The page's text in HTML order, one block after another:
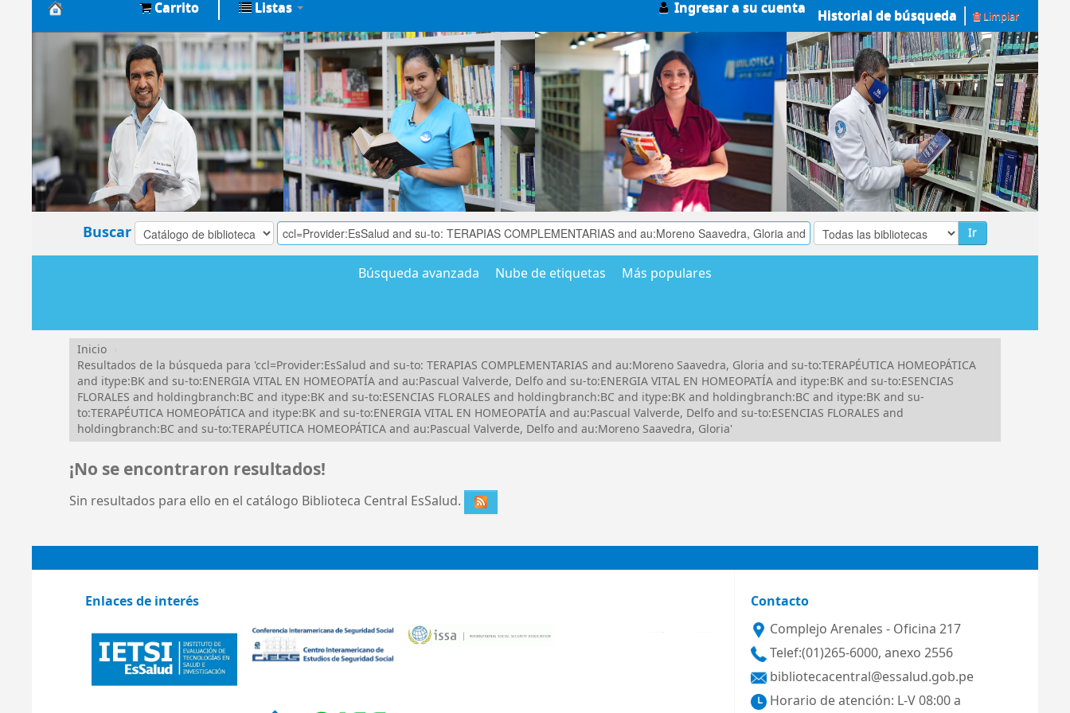
Biblioteca
Central
EsSalud
Carrito Listas Ingresar a su cuenta Historial de búsqueda Limpiar
Buscar Ir
Búsqueda avanzada Nube de etiquetas Más populares
Inicio
Resultados de la búsqueda para 'ccl=Provider:EsSalud and su-to: TERAPIAS COMPLEMENTARIAS and au:Moreno Saavedra, Gloria and su-to:TERAPÉUTICA HOMEOPÁTICA
and itype:BK and su-to:ENERGIA VITAL EN HOMEOPATÍA and au:Pascual Valverde, Delfo and su-to:ENERGIA VITAL EN HOMEOPATÍA and itype:BK and su-to:ESENCIAS
FLORALES and holdingbranch:BC and itype:BK and su-to:ESENCIAS FLORALES and holdingbranch:BC and itype:BK and holdingbranch:BC and itype:BK and su-
to:TERAPÉUTICA HOMEOPÁTICA and itype:BK and su-to:ENERGIA VITAL EN HOMEOPATÍA and au:Pascual Valverde, Delfo and su-to:ESENCIAS FLORALES and
holdingbranch:BC and su-to:TERAPÉUTICA HOMEOPÁTICA and au:Pascual Valverde, Delfo and au:Moreno Saavedra, Gloria'
¡No se encontraron resultados!
Sin resultados para ello en el catálogo Biblioteca Central EsSalud.
Enlaces de interés
Contacto
Complejo Arenales - Oficina 217
Telef:(01)265-6000, anexo 2556
bibliotecacentral@essalud.gob.pe
Horario de atención: L-V 08:00 a